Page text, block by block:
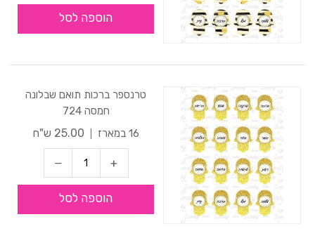
הוספה לסל
טרנספר ברכות תואם שבלונה
חמסה 724
16 במארז
25.00 ש"ח
הוספה לסל